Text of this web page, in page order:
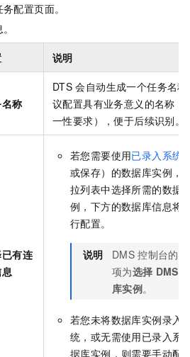
务配置页面。
说明
称
DTS 会自动生成一个任务名
议配置具有业务意义的名称（
一性要求），便于后续识别。
有连
若您需要使用已录入系统
或保存）的数据库实例，
拉列表中选择所需的数据
例，下方的数据库信息将
行配置。
说明 DMS 控制台的
项为选择 DMS
库实例。
若您未将数据库实例录入
统，或无需使用已录入系
据库实例，则需要手动配